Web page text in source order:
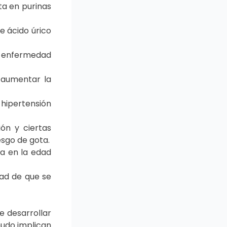
en purinas
ácido úrico
la
y ciertas
de gota.
en la edad
de que se
desarrollar